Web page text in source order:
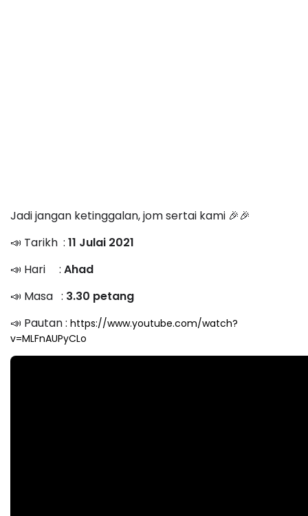
Jadi jangan ketinggalan, jom sertai kami 🎉🎉
📣 Tarikh : 11 Julai 2021
📣 Hari : Ahad
📣 Masa : 3.30 petang
📣 Pautan : https://www.youtube.com/watch?
v=MLFnAUPyCLo